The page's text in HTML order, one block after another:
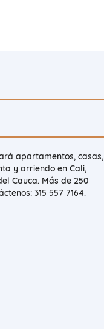
apartamentos, casas,
y arriendo en Cali,
Cauca. Más de 250
315 557 7164.